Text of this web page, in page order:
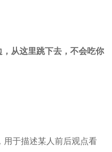
从这里跳下去，不会吃你
用于描述某人前后观点看